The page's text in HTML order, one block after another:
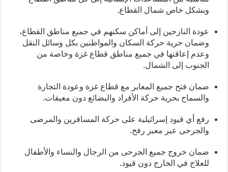
وبشكل خاص شمال القطاع.
عودة النازحين إلى أماكن سكنهم في جميع مناطق القطاع،
وضمان حرية حركة السكان والمواطنين بكل وسائل النقل
وعدم إعاقتها في جميع مناطق قطاع غزة وخاصة من
الجنوب إلى الشمال.
ضمان فتح جميع المعابر مع قطاع غزة وعودة التجارة
والسماح بحرية حركة الأفراد والبضائع دون معيقات.
رفع أي قيود إسرائيلية على حركة المسافرين والمرضى
والجرحى عبر معبر رفح.
ضمان خروج جميع الجرحى من الرجال والنساء والأطفال
للعلاج في الخارج دون قيود.